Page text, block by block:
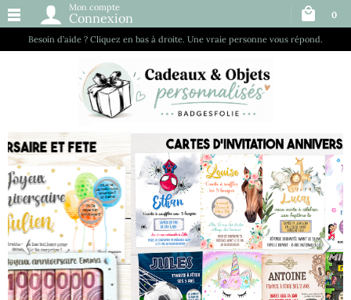
Besoin d’aide ? Cliquez en bas à droite. Une vraie personne vous répond.
Mon compte
Connexion 0
‹ ›